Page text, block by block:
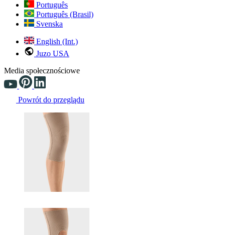
Português
Português (Brasil)
Svenska
English (Int.)
Juzo USA
Media społecznościowe
Powrót do przeglądu